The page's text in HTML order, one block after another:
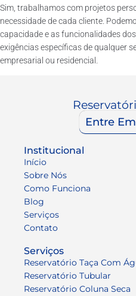
Sim, trabalhamos com projetos
necessidade de cada cliente.
capacidade e as funcionalidades
exigências específicas de qualquer
empresarial ou residencial.
Entre
Institucional
Início
Sobre Nós
Como Funciona
Blog
Serviços
Contato
Serviços
Reservatório Taça Com
Reservatório Tubular
Reservatório Coluna Seca